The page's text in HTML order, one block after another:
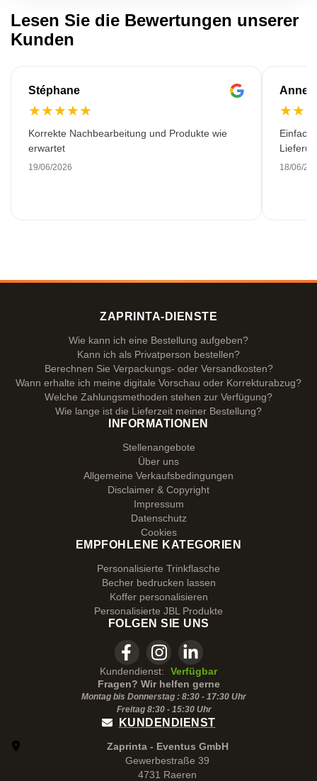
Lesen Sie die Bewertungen unserer
Kunden
Stéphane
★★★★★
Korrekte Nachbearbeitung und Produkte wie
erwartet
19/06/2026
Anne-
★★
18/06/
ZAPRINTA-DIENSTE
Wie kann ich eine Bestellung aufgeben?
Kann ich als Privatperson bestellen?
Berechnen Sie Verpackungs- oder Versandkosten?
Wann erhalte ich meine digitale Vorschau oder Korrekturabzug?
Welche Zahlungsmethoden stehen zur Verfügung?
Wie lange ist die Lieferzeit meiner Bestellung?
INFORMATIONEN
Stellenangebote
Über uns
Allgemeine Verkaufsbedingungen
Disclaimer & Copyright
Impressum
Datenschutz
Cookies
EMPFOHLENE KATEGORIEN
Personalisierte Trinkflasche
Becher bedrucken lassen
Koffer personalisieren
Personalisierte JBL Produkte
FOLGEN SIE UNS
Kundendienst:
Verfügbar
Fragen? Wir helfen gerne
Montag bis Donnerstag : 8:30 - 17:30 Uhr
Freitag 8:30 - 15:30Uhr
KUNDENDIENST
Zaprinta - Eventus GmbH
Gewerbestraße 39
4731 Raeren